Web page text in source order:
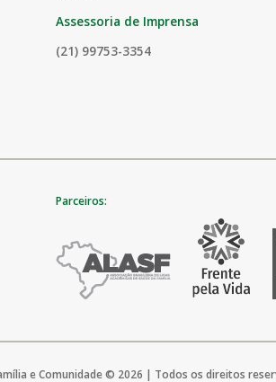
Assessoria de Imprensa
(21) 99753-3354
Parceiros:
e Comunidade © 2026 | Todos os direitos